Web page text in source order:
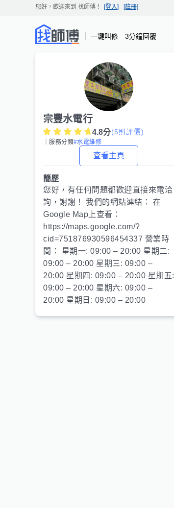
您好，歡迎來到 找師傅 ！ [登入] [註冊]
一鍵叫修 3分鐘回覆
宗豐水電行
4.8分(5則評價)
｜服務分類#水電維修
查看主頁
簡歷
您好，有任何問題都歡迎直接來電洽
詢，謝謝！ 我們的網站連結： 在
Google Map上查看：
https://maps.google.com/?
cid=751876930596454337 營業時
間： 星期一: 09:00 – 20:00 星期二:
09:00 – 20:00 星期三: 09:00 –
20:00 星期四: 09:00 – 20:00 星期五:
09:00 – 20:00 星期六: 09:00 –
20:00 星期日: 09:00 – 20:00